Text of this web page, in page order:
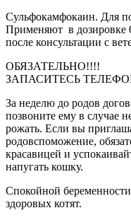
Сульфокамфокаин. Для
Применяют в дозировке
после консультации с
ОБЯЗАТЕЛЬНО!!!!
ЗАПАСИТЕСЬ
За неделю до родов
позвоните ему в случае
рожать. Если вы
родовспоможение,
красавицей и
напугать кошку.
Спокойной
здоровых котят.